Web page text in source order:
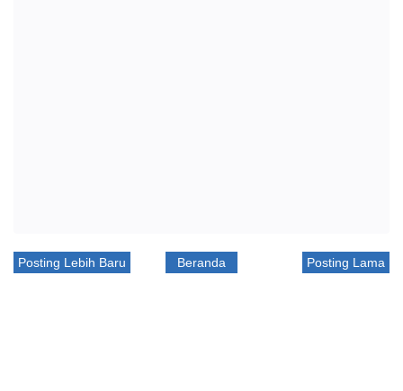
Posting Lebih Baru Posting Lama
Beranda